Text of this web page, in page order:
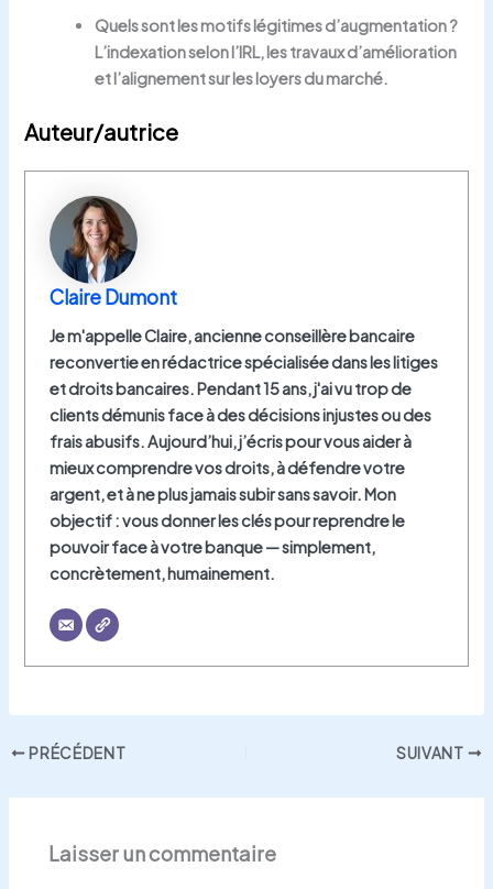
Quels sont les motifs légitimes d’augmentation ?
L’indexation selon l’IRL, les travaux d’amélioration
et l’alignement sur les loyers du marché.
Auteur/autrice
Claire Dumont
Je m'appelle Claire, ancienne conseillère bancaire
reconvertie en rédactrice spécialisée dans les litiges
et droits bancaires. Pendant 15 ans, j'ai vu trop de
clients démunis face à des décisions injustes ou des
frais abusifs. Aujourd’hui, j’écris pour vous aider à
mieux comprendre vos droits, à défendre votre
argent, et à ne plus jamais subir sans savoir. Mon
objectif : vous donner les clés pour reprendre le
pouvoir face à votre banque — simplement,
concrètement, humainement.
PRÉCÉDENT SUIVANT
Laisser un commentaire